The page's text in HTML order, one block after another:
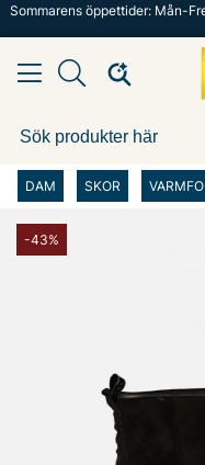
Sommarens öppettider: Mån-
DAM SKOR
-43%